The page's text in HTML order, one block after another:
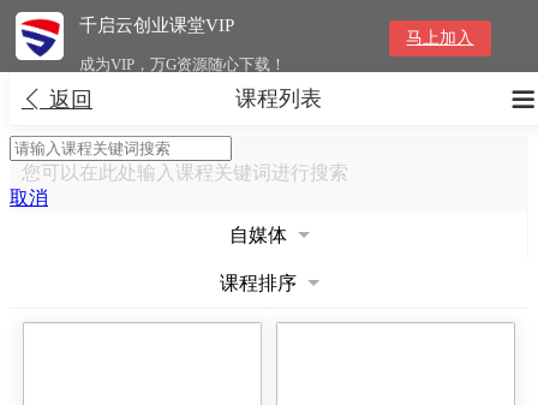
千启云创业课堂VIP
成为VIP，万G资源随心下载！
马上加入
 返回 
课程列表
您可以在此处输入课程关键词进行搜索
取消
自媒体
课程排序